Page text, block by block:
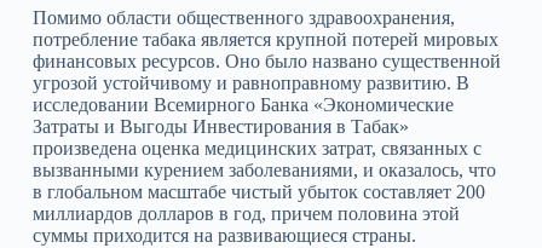
Помимо области общественного здравоохранения,
потребление табака является крупной потерей мировых
финансовых ресурсов. Оно было названо существенной
угрозой устойчивому и равноправному развитию. В
исследовании Всемирного Банка «Экономические
Затраты и Выгоды Инвестирования в Табак»
произведена оценка медицинских затрат, связанных с
вызванными курением заболеваниями, и оказалось, что
в глобальном масштабе чистый убыток составляет 200
миллиардов долларов в год, причем половина этой
суммы приходится на развивающиеся страны.